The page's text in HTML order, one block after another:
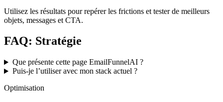
Utilisez les résultats pour repérer les frictions et tester de meilleurs
objets, messages et CTA.
FAQ: Stratégie
Que présente cette page EmailFunnelAI ?
Puis-je l’utiliser avec mon stack actuel ?
Optimisation